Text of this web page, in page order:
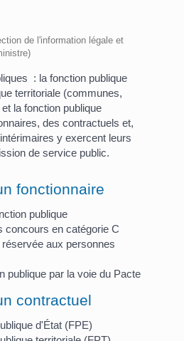
de l'information légale et
: la fonction publique
territoriale (communes,
la fonction publique
des contractuels et,
y exercent leurs
de service public.
fonctionnaire
publique
concours en catégorie C
aux personnes
publique par la voie du Pacte
contractuel
d'État (FPE)